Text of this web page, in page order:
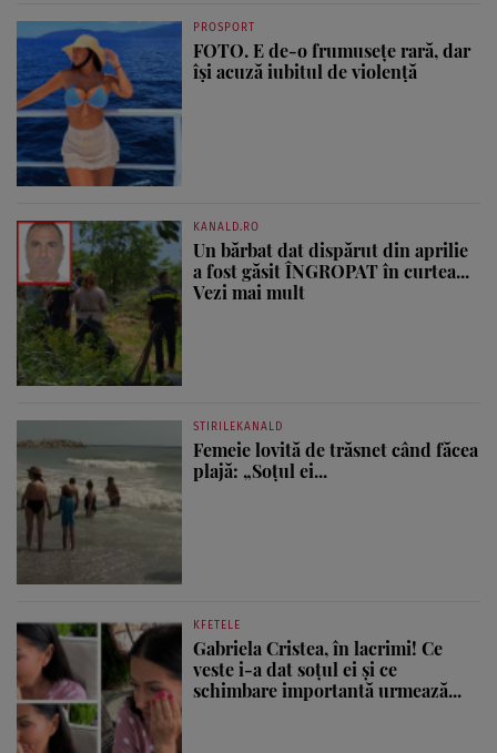
PROSPORT
FOTO. E de-o frumusețe rară, dar
își acuză iubitul de violență
KANALD.RO
Un bărbat dat dispărut din aprilie
a fost găsit ÎNGROPAT în curtea...
Vezi mai mult
STIRILEKANALD
Femeie lovită de trăsnet când făcea
plajă: „Soțul ei...
KFETELE
Gabriela Cristea, în lacrimi! Ce
veste i-a dat soțul ei și ce
schimbare importantă urmează...